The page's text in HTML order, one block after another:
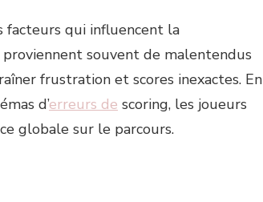
facteurs qui influencent la
souvent de malentendus
frustration et scores inexactes. En
d’erreurs de scoring, les joueurs
globale sur le parcours.